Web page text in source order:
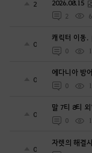
2
2026.08.15
2
0
캐릭터 이동.
0
0
에다니아 방
0
0
말 7티 8티
0
0
자렛의 해결